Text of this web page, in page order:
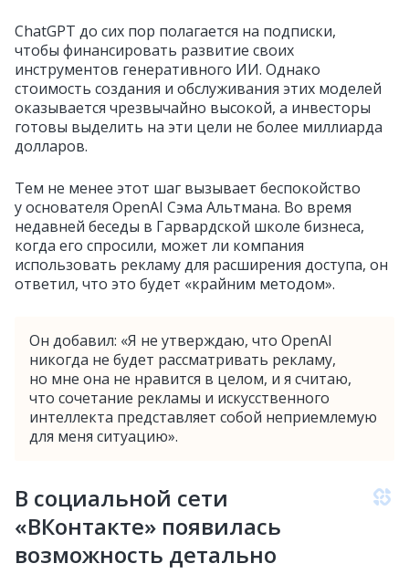
ChatGPT до сих пор полагается на подписки,
чтобы финансировать развитие своих
инструментов генеративного ИИ. Однако
стоимость создания и обслуживания этих моделей
оказывается чрезвычайно высокой, а инвесторы
готовы выделить на эти цели не более миллиарда
долларов.
Тем не менее этот шаг вызывает беспокойство
у основателя OpenAI Сэма Альтмана. Во время
недавней беседы в Гарвардской школе бизнеса,
когда его спросили, может ли компания
использовать рекламу для расширения доступа, он
ответил, что это будет «крайним методом».
Он добавил: «Я не утверждаю, что OpenAI
никогда не будет рассматривать рекламу,
но мне она не нравится в целом, и я считаю,
что сочетание рекламы и искусственного
интеллекта представляет собой неприемлемую
для меня ситуацию».
В социальной сети
«ВКонтакте» появилась
возможность детально